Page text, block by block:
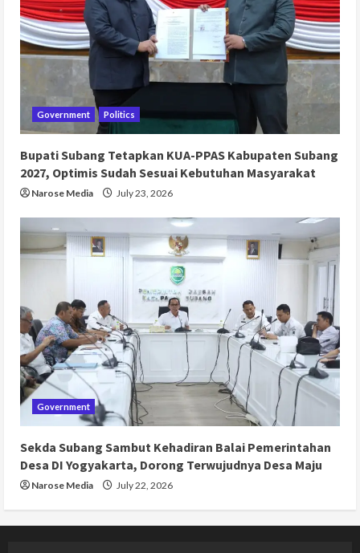
Government Politics
Bupati Subang Tetapkan KUA-PPAS Kabupaten Subang
2027, Optimis Sudah Sesuai Kebutuhan Masyarakat
Narose Media July 23, 2026
Government
Sekda Subang Sambut Kehadiran Balai Pemerintahan
Desa DI Yogyakarta, Dorong Terwujudnya Desa Maju
Narose Media July 22, 2026